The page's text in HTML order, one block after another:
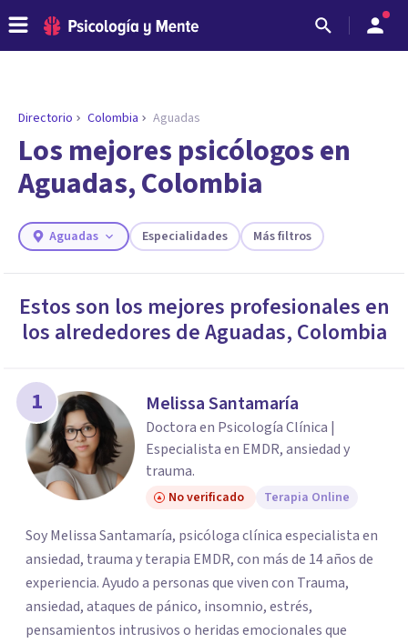
ENCONTRAR MI TERAPEUTA
¿Necesitas ayuda para encontrar el
psicólogo adecuado?
Responde a unas breves preguntas y te ofreceremos
necesidades.
Directorio Colombia Aguadas
Los mejores psicólogos en
Aguadas, Colombia
Aguadas Especialidades Más filtros
Estos son los mejores profesionales en
los alrededores deAguadas, Colombia
1 Melissa Santamaría
Doctora en Psicología Clínica |
Especialista en EMDR, ansiedad y
trauma.
No verificado Terapia Online
Soy Melissa Santamaría, psicóloga clínica especialista en
ansiedad, trauma y terapia EMDR, con más de 14 años de
experiencia. Ayudo a personas que viven con Trauma,
ansiedad, ataques de pánico, insomnio, estrés,
pensamientos intrusivos o heridas emocionales que